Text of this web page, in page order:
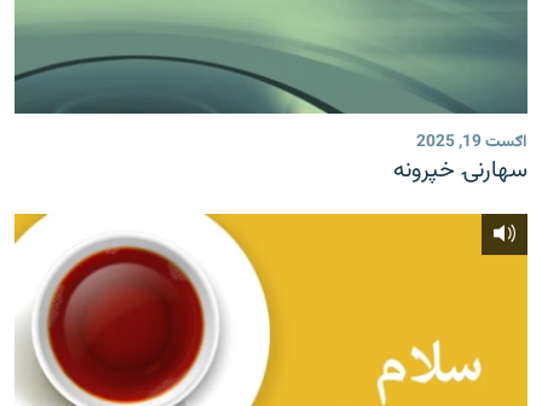
اګست 19, 2025
سهارنۍ خپرونه